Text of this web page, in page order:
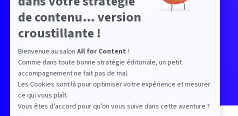
1 juil. 2026—16:55-17:25
Seine 1
RETOUR PROGRAMME